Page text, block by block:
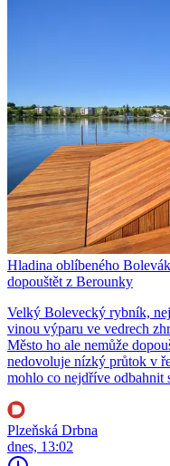
Hladina oblíbeného
dopouštět z Berounky
Velký Bolevecký rybník,
vinou výparu ve vedrech
Město ho ale nemůže
nedovoluje nízký průtok v
mohlo co nejdříve
Plzeňská Drbna
dnes, 13:02